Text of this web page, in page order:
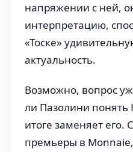
напряжении с ней,
интерпретацию,
«Тоске»
актуальность.
Возможно, вопрос
ли Пазолини понять
итоге заменяет его.
премьеры в